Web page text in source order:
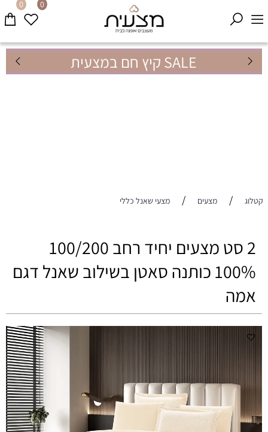
SALE קיץ חם במצעית
0 0
קטלוג / מצעים / מצעי שאנל כללי
2 סט מצעים יחיד רחב 100/200
100% כותנה סאטן בשילוב שאנל דגם
אמה